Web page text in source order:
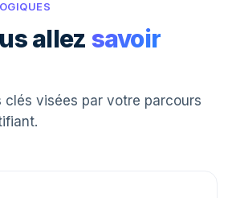
allez savoir
clés visées par votre parcours